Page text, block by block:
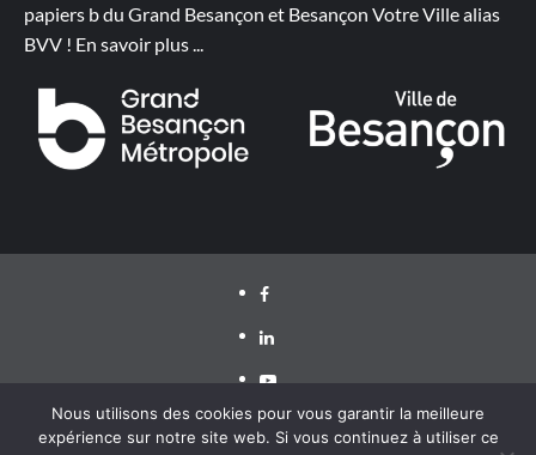
papiers b du Grand Besançon et Besançon Votre Ville alias
BVV ! En savoir plus...
Facebook
LinkedIn
Youtube
Nous utilisons des cookies pour vous garantir la meilleure
expérience sur notre site web. Si vous continuez à utiliser ce